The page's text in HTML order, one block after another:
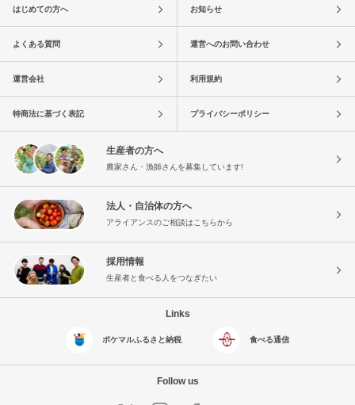
はじめての方へ お知らせ
よくある質問 運営へのお問い合わせ
運営会社 利用規約
特商法に基づく表記 プライバシーポリシー
生産者の方へ
農家さん・漁師さんを募集しています!
法人・自治体の方へ
アライアンスのご相談はこちらから
採用情報
生産者と食べる人をつなぎたい
Links
ポケマルふるさと納税 食べる通信
Follow us